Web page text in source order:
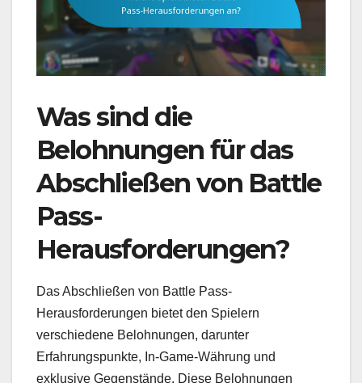
Was sind die
Belohnungen für das
Abschließen von Battle
Pass-
Herausforderungen?
Das Abschließen von Battle Pass-
Herausforderungen bietet den Spielern
verschiedene Belohnungen, darunter
Erfahrungspunkte, In-Game-Währung und
exklusive Gegenstände. Diese Belohnungen